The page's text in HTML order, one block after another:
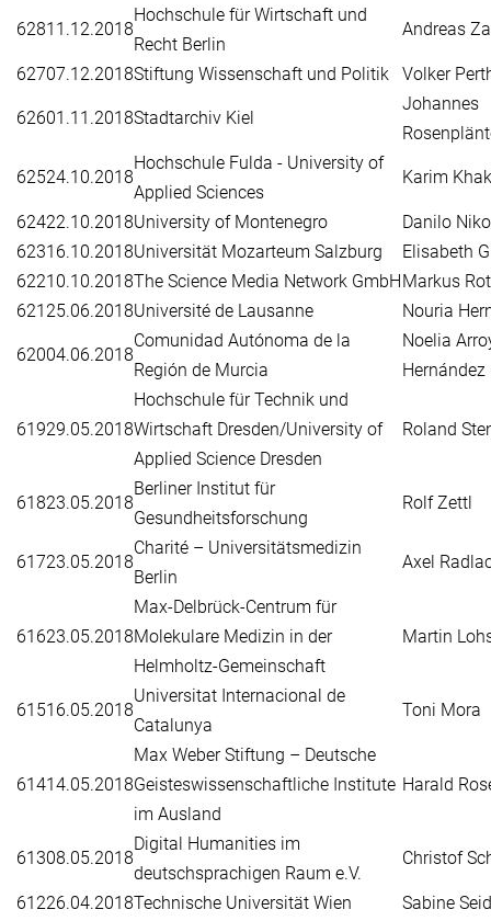
62811.12.2018
Hochschule für Wirtschaft und
Recht Berlin
Andreas
62707.12.2018Stiftung Wissenschaft und Politik Volker
62601.11.2018Stadtarchiv Kiel
Johannes
62524.10.2018
Hochschule Fulda - University of
Applied Sciences
Karim
62422.10.2018University of Montenegro
Danilo
62316.10.2018Universität Mozarteum Salzburg
Elisabeth
62210.10.2018The Science Media Network GmbH Markus
621 25.06.2018Université de Lausanne Nouria
62004.06.2018
Comunidad Autónoma de la
Región de Murcia
Noelia
Hernández
61929.05.2018
Hochschule für Technik und
Wirtschaft Dresden/University of
Applied Science Dresden
Roland
61823.05.2018
Berliner Institut für
Gesundheitsforschung
Rolf Zettl
61723.05.2018
Charité – Universitätsmedizin
Berlin
Axel
61623.05.2018
Max-Delbrück-Centrum für
Molekulare Medizin in der
Helmholtz-Gemeinschaft
Martin
61516.05.2018
Universitat Internacional de
Catalunya
Toni Mora
61414.05.2018
Max Weber Stiftung – Deutsche
Geisteswissenschaftliche Institute
im Ausland
Harald
61308.05.2018
Digital Humanities im
deutschsprachigen Raum e.V.
Christof
61226.04.2018Technische Universität Wien Sabine